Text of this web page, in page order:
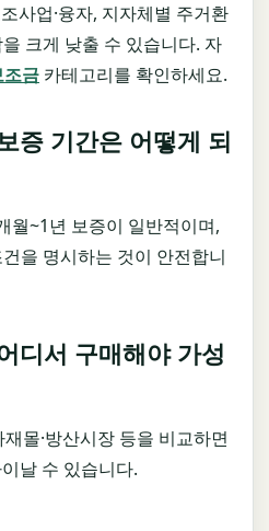
사업·융자, 지자체별 주거환
크게 낮출 수 있습니다. 자
조금 카테고리를 확인하세요.
증 기간은 어떻게 되
월~1년 보증이 일반적이며,
을 명시하는 것이 안전합니
디서 구매해야 가성
몰·방산시장 등을 비교하면
날 수 있습니다.